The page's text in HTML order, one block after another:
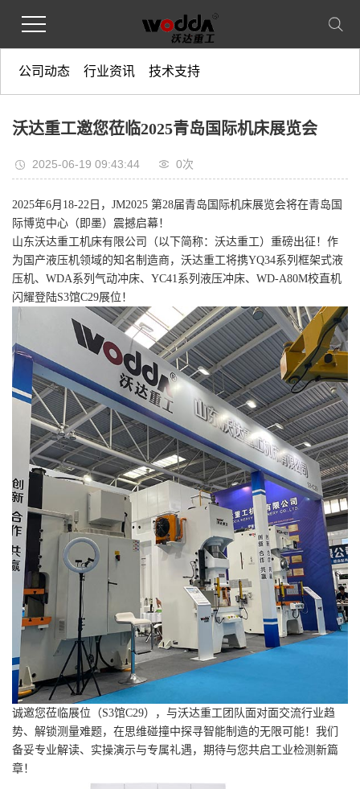
公司动态 行业资讯 技术支持
沃达重工邀您莅临2025青岛国际机床展览会
2025-06-19 09:43:44 0次
2025年6月18-22日，JM2025 第28届青岛国际机床展览会将在青岛国
际博览中心（即墨）震撼启幕！
山东沃达重工机床有限公司（以下简称：沃达重工）重磅出征！作
为国产液压机领域的知名制造商，沃达重工将携YQ34系列框架式液
压机、WDA系列气动冲床、YC41系列液压冲床、WD-A80M校直机
闪耀登陆S3馆C29展位！
诚邀您莅临展位（S3馆C29），与沃达重工团队面对面交流行业趋
势、解锁测量难题，在思维碰撞中探寻智能制造的无限可能！我们
备妥专业解读、实操演示与专属礼遇，期待与您共启工业检测新篇
章！